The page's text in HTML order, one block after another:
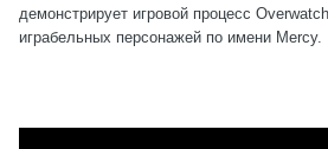
демонстрирует игровой процесс
играбельных персонажей по имени Mercy.